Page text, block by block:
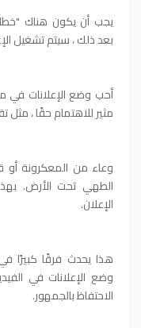
يجب أن يكون هناك
بعد ذلك ، سيتم تشغيل
أحب وضع الإعلانات في
مثير للاهتمام حقًا ، مثل
وعاء من المعكرونة
الطهي تحت الأرض.
الإعلان.
هذا يحدث فرقًا كبيرًا
وضع الإعلانات في
الاحتفاظ بالجمهور.